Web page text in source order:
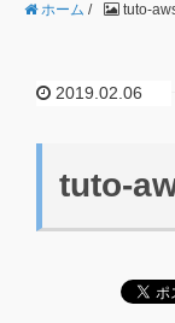
ホーム / tuto-
2019.02.06
tuto-